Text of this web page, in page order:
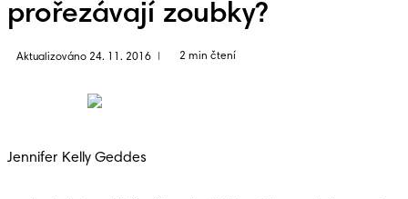
prořezávají zoubky?
Aktualizováno 24. 11. 2016 2 min čtení
Jennifer Kelly Geddes